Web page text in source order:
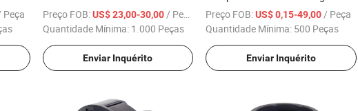
Peça
Preço FOB:US$ 23,00-30,00/ Peça
Quantidade Mínima: 1.000 Peças
Enviar Inquérito
Preço FOB:US$ 0,15-49,00/ Peça
Quantidade Mínima: 500 Peças
Enviar Inquérito